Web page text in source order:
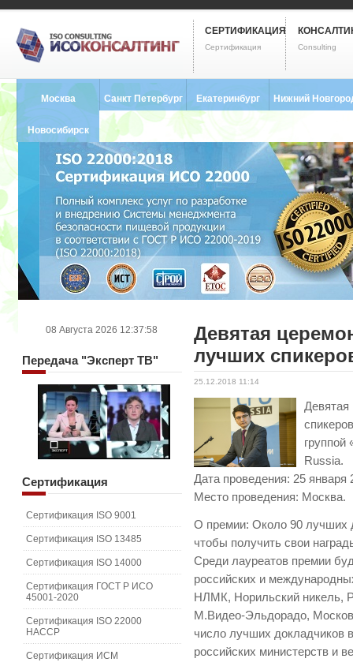
СЕРТИФИКАЦИЯ
Сертификация Consulting
Москва Санкт Петербург
8 (812) 748-2493
Екатеринбург
8 (343) 237-2593
Нижний
Новосибирск
8 (383) 227-8449
Девятая
лучших
25.12.2018 11:14
Девятая
Russia.
Дата проведения: 25 января
Место проведения: Москва.
О премии: Около 90 лучших
чтобы получить свои
Среди лауреатов премии
российских и
НЛМК, Норильский никель,
М.Видео-Эльдорадо,
число лучших докладчиков
российских министерств и
08 Августа 2026 12:37:58
Передача"Эксперт ТВ"
Сертификация
Сертификация ISO 9001
Сертификация ISO 13485
Сертификация ISO 14000
Сертификация ГОСТ Р ИСО
45001-2020
Сертификация ISO 22000
HACCP
Сертификация ИСМ